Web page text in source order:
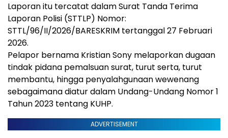
Laporan itu tercatat dalam Surat Tanda Terima
Laporan Polisi (STTLP) Nomor:
STTL/96/II/2026/BARESKRIM tertanggal 27 Februari
2026.
Pelapor bernama Kristian Sony melaporkan dugaan
tindak pidana pemalsuan surat, turut serta, turut
membantu, hingga penyalahgunaan wewenang
sebagaimana diatur dalam Undang-Undang Nomor 1
Tahun 2023 tentang KUHP.
ADVERTISEMENT